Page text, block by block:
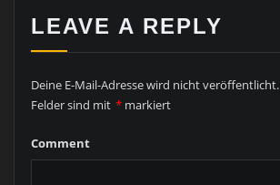
LEAVE A REPLY
Deine E-Mail-Adresse wird nicht veröffentlicht.
Felder sind mit * markiert
Comment